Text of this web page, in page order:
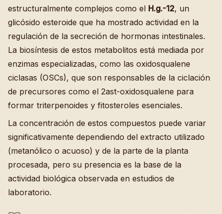
estructuralmente complejos como el H.g.-12, un
glicósido esteroide que ha mostrado actividad en la
regulación de la secreción de hormonas intestinales.
La biosíntesis de estos metabolitos está mediada por
enzimas especializadas, como las oxidosqualene
ciclasas (OSCs), que son responsables de la ciclación
de precursores como el 2ast-oxidosqualene para
formar triterpenoides y fitosteroles esenciales.
La concentración de estos compuestos puede variar
significativamente dependiendo del extracto utilizado
(metanólico o acuoso) y de la parte de la planta
procesada, pero su presencia es la base de la
actividad biológica observada en estudios de
laboratorio.